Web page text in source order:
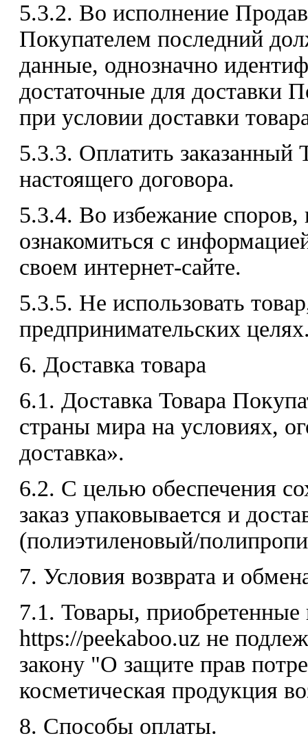
5.3.2. Во исполнение
Покупателем последний
данные, однозначно
достаточные для доставки
при условии доставки
5.3.3. Оплатить заказанный
настоящего договора.
5.3.4. Во избежание споров,
ознакомиться с
своем интернет-сайте.
5.3.5. Не использовать
предпринимательских
6. Доставка товара
6.1. Доставка Товара
страны мира на условиях,
доставка».
6.2. С целью обеспечения
заказ упаковывается и
(полиэтиленовый/
7. Условия возврата и
7.1. Товары, приобретенные
https://peekaboo.uz не
закону "О защите прав
косметическая продукция
8. Способы оплаты.